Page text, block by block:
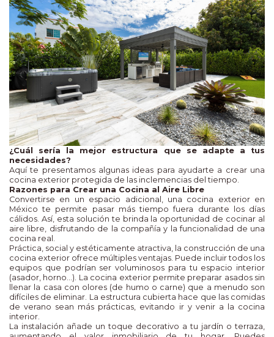
¿Cuál sería la mejor estructura que se adapte a tus
necesidades?
Aquí te presentamos algunas ideas para ayudarte a crear una
cocina exterior protegida de las inclemencias del tiempo.
Razones para Crear una Cocina al Aire Libre
Convertirse en un espacio adicional, una cocina exterior en
México te permite pasar más tiempo fuera durante los días
cálidos. Así, esta solución te brinda la oportunidad de cocinar al
aire libre, disfrutando de la compañía y la funcionalidad de una
cocina real.
Práctica, social y estéticamente atractiva, la construcción de una
cocina exterior ofrece múltiples ventajas. Puede incluir todos los
equipos que podrían ser voluminosos para tu espacio interior
(asador, horno...). La cocina exterior permite preparar asados sin
llenar la casa con olores (de humo o carne) que a menudo son
difíciles de eliminar. La estructura cubierta hace que las comidas
de verano sean más prácticas, evitando ir y venir a la cocina
interior.
La instalación añade un toque decorativo a tu jardín o terraza,